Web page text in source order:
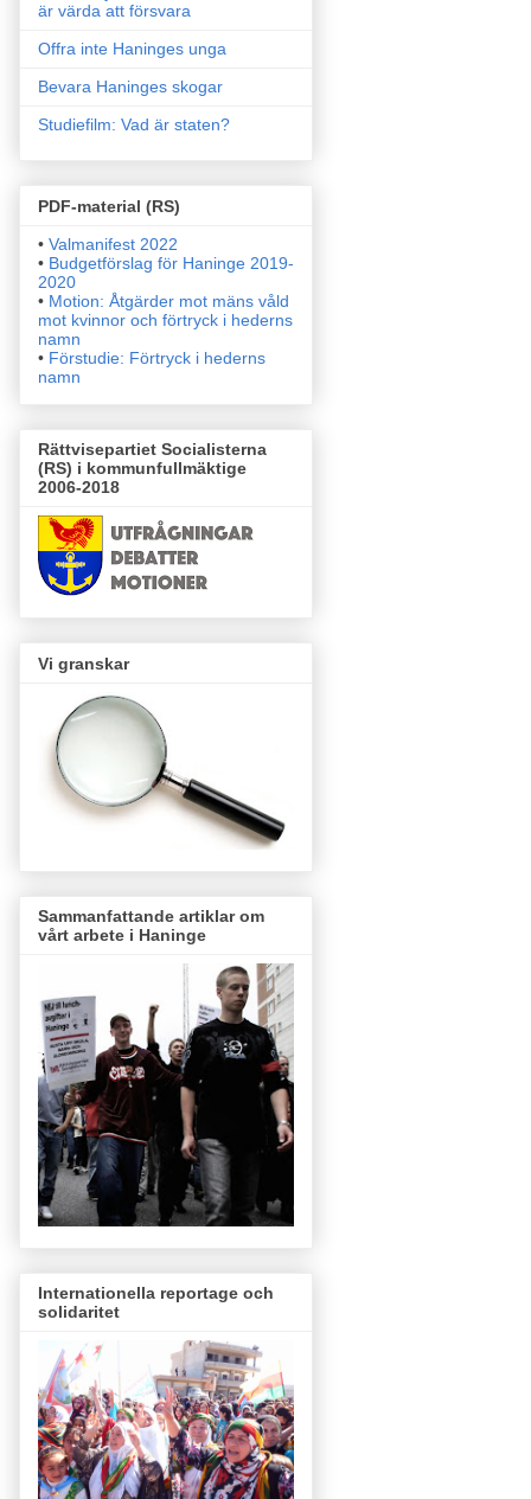
är värda att försvara
Offra inte Haninges unga
Bevara Haninges skogar
Studiefilm: Vad är staten?
PDF-material (RS)
• Valmanifest 2022
• Budgetförslag för Haninge 2019-
2020
• Motion: Åtgärder mot mäns våld
mot kvinnor och förtryck i hederns
namn
• Förstudie: Förtryck i hederns
namn
Rättvisepartiet Socialisterna
(RS) i kommunfullmäktige
2006-2018
Vi granskar
Sammanfattande artiklar om
vårt arbete i Haninge
Internationella reportage och
solidaritet